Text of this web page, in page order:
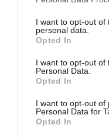
I want to opt-out of
personal data.
Opted In
I want to opt-out of
Personal Data.
Opted In
I want to opt-out of
Personal Data for
Opted In